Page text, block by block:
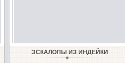
ЭСКАЛОПЫ ИЗ ИНДЕЙКИ